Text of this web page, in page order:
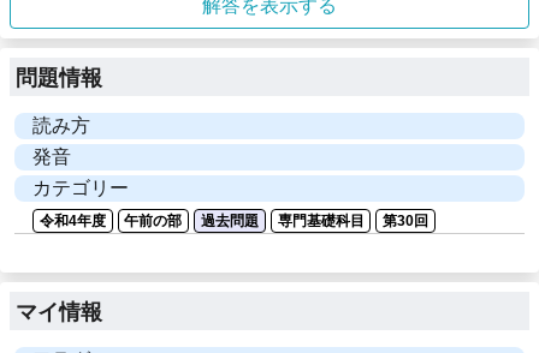
解答を表示する
問題情報
読み方
発音
カテゴリー
令和4年度 午前の部 過去問題 専門基礎科目 第30回
マイ情報